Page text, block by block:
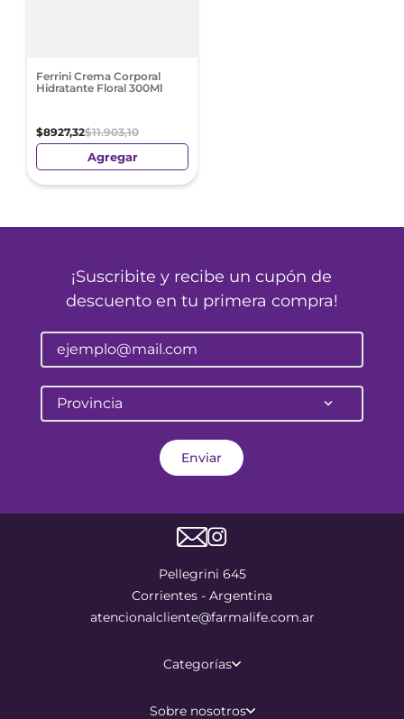
Ferrini Crema Corporal
Hidratante Floral 300Ml
$8927,32$11.903,10
Agregar
¡Suscribite y recibe un cupón de
descuento en tu primera compra!
Provincia
Enviar
Pellegrini 645
Corrientes - Argentina
atencionalcliente@farmalife.com.ar
Categorías
Sobre nosotros